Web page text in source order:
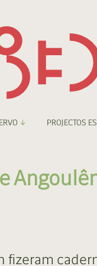
Comicarte
PROJECTOS
Recortes
fizeram